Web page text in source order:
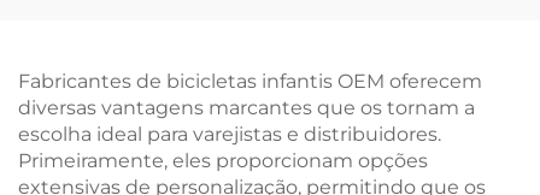
Garfo de Aço, Freio a
Disco, Pedal Comum
e Garfo de Aço,
Presente Perfeito
Fabricantes de bicicletas infantis OEM oferecem
diversas vantagens marcantes que os tornam a
escolha ideal para varejistas e distribuidores.
Primeiramente, eles proporcionam opções
extensivas de personalização, permitindo que os